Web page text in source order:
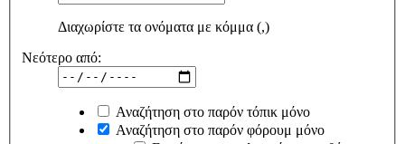
Διαχωρίστε τα ονόματα με κόμμα (,)
Νεότερο από:
Αναζήτηση στο παρόν τόπικ μόνο
Αναζήτηση στο παρόν φόρουμ μόνο